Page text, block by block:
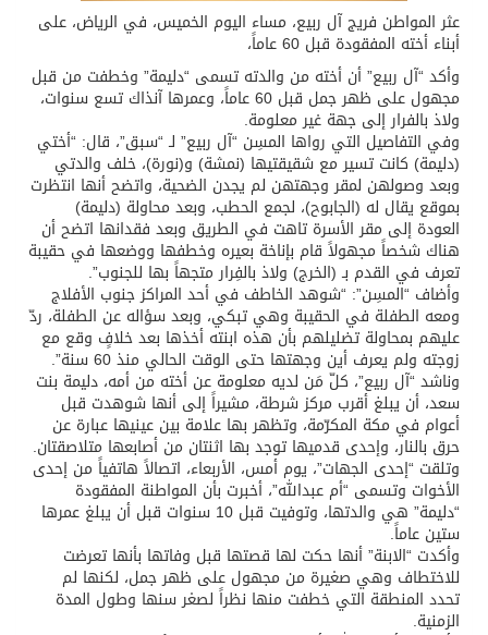
عثر المواطن فريج آل ربيع، مساء اليوم الخميس، في الرياض، على
أبناء أخته المفقودة قبل 60 عاماً،
وأكد “آل ربيع” أن أخته من والدته تسمى “دليمة” وخطفت من قبل
مجهول على ظهر جمل قبل 60 عاماً، وعمرها آنذاك تسع سنوات،
ولاذ بالفرار إلى جهة غير معلومة.
وفي التفاصيل التي رواها المسِن “آل ربيع” لـ “سبق”، قال: “أختي
(دليمة) كانت تسير مع شقيقتيها (نمشة) و(نورة)، خلف والدتي
وبعد وصولهن لمقر وجهتهن لم يجدن الضحية، واتضح أنها انتظرت
بموقع يقال له (الجابوح)، لجمع الحطب، وبعد محاولة (دليمة)
العودة إلى مقر الأسرة تاهت في الطريق وبعد فقدانها اتضح أن
هناك شخصاً مجهولاً قام بإناخة بعيره وخطفها ووضعها في حقيبة
تعرف في القدم بـ (الخرج) ولاذ بالفِرار متجهاً بها للجنوب”.
وأضاف “المسِن”: “شوهد الخاطف في أحد المراكز جنوب الأفلاج
ومعه الطفلة في الحقيبة وهي تبكي، وبعد سؤاله عن الطفلة، ردّ
عليهم بمحاولة تضليلهم بأن هذه ابنته أخذها بعد خلافٍ وقع مع
زوجته ولم يعرف أين وجهتها حتى الوقت الحالي منذ 60 سنة”.
وناشد “آل ربيع”، كلّ مَن لديه معلومة عن أخته من أمه، دليمة بنت
سعد، أن يبلغ أقرب مركز شرطة، مشيراً إلى أنها شوهدت قبل
أعوام في مكة المكرّمة، وتظهر بها علامة بين عينيها عبارة عن
حرق بالنار، وإحدى قدميها توجد بها اثنتان من أصابعها متلاصقتان.
وتلقت “إحدى الجهات”، يوم أمس، الأربعاء، اتصالاً هاتفياً من إحدى
الأخوات وتسمى “أم عبدالله”، أخبرت بأن المواطنة المفقودة
“دليمة” هي والدتها، وتوفيت قبل 10 سنوات قبل أن يبلغ عمرها
ستين عاماً.
وأكدت “الابنة” أنها حكت لها قصتها قبل وفاتها بأنها تعرضت
للاختطاف وهي صغيرة من مجهول على ظهر جمل، لكنها لم
تحدد المنطقة التي خطفت منها نظراً لصغر سنها وطول المدة
الزمنية.